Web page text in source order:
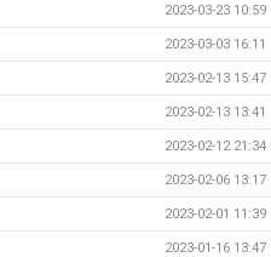
2023-03-23 10:59
2023-03-03 16:11
2023-02-13 15:47
2023-02-13 13:41
2023-02-12 21:34
2023-02-06 13:17
2023-02-01 11:39
2023-01-16 13:47